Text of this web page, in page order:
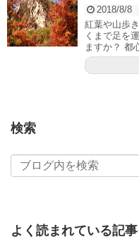
2018/8/8
紅葉や山歩
くまで足を
ますか？ 都
検索
よく読まれている記事